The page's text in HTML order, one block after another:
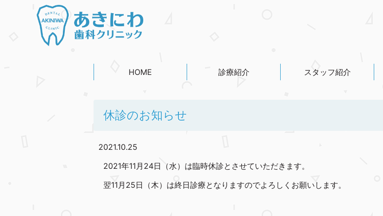
HOME 診療紹介 スタッフ紹介
休診のお知らせ
2021.10.25
2021年11月24日（水）は臨時休診とさせていただきます。
翌11月25日（木）は終日診療となりますのでよろしくお願いします。